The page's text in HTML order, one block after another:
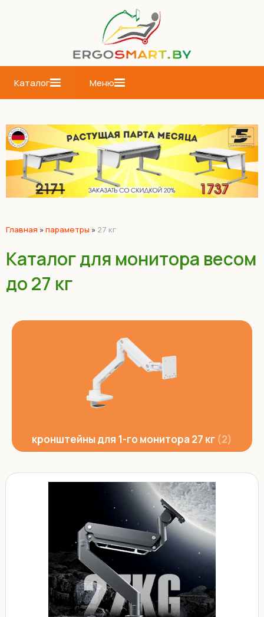
Каталог Меню
Главная » параметры » 27 кг
Каталог для монитора весом
до 27 кг
кронштейны для 1-го монитора 27 кг 2